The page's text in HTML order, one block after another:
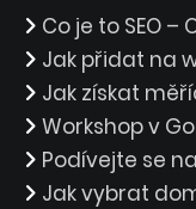
Co je to SEO
Jak přidat na
Jak získat
Workshop v
Podívejte se
Jak vybrat